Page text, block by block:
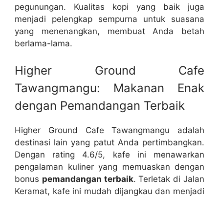
pegunungan. Kualitas kopi yang baik juga
menjadi pelengkap sempurna untuk suasana
yang menenangkan, membuat Anda betah
berlama-lama.
Higher Ground Cafe
Tawangmangu: Makanan Enak
dengan Pemandangan Terbaik
Higher Ground Cafe Tawangmangu adalah
destinasi lain yang patut Anda pertimbangkan.
Dengan rating 4.6/5, kafe ini menawarkan
pengalaman kuliner yang memuaskan dengan
bonus pemandangan terbaik. Terletak di Jalan
Keramat, kafe ini mudah dijangkau dan menjadi